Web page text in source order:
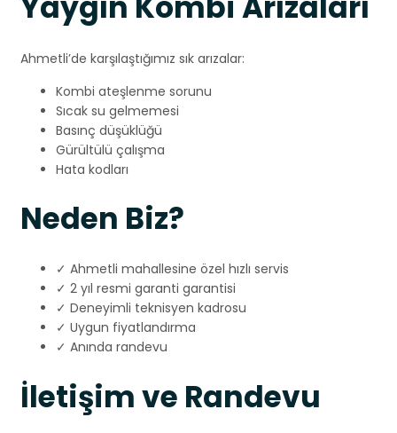
Ahmetli’de karşılaştığımız sık arızalar:
Kombi ateşlenme sorunu
Sıcak su gelmemesi
Basınç düşüklüğü
Gürültülü çalışma
Hata kodları
Neden Biz?
✓ Ahmetli mahallesine özel hızlı servis
✓ 2 yıl resmi garanti garantisi
✓ Deneyimli teknisyen kadrosu
✓ Uygun fiyatlandırma
✓ Anında randevu
İletişim ve Randevu